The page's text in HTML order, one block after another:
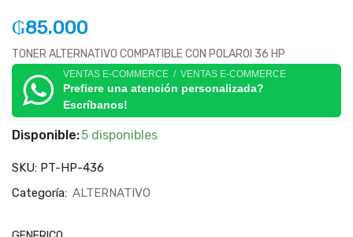
₲85.000
TONER ALTERNATIVO COMPATIBLE CON POLAROI 36 HP
VENTAS E-COMMERCE / VENTAS E-COMMERCE
Prefiere una atención personalizada?
Escríbanos!
Disponible:5 disponibles
SKU: PT-HP-436
Categoría: ALTERNATIVO